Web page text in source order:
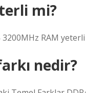
mi?
RAM
nedir?